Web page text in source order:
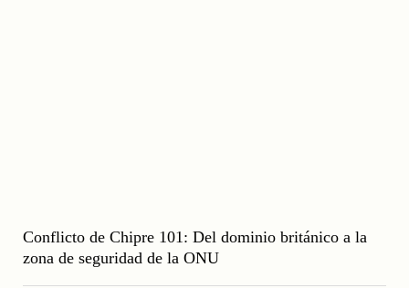
Conflicto de Chipre 101: Del dominio británico a la
zona de seguridad de la ONU